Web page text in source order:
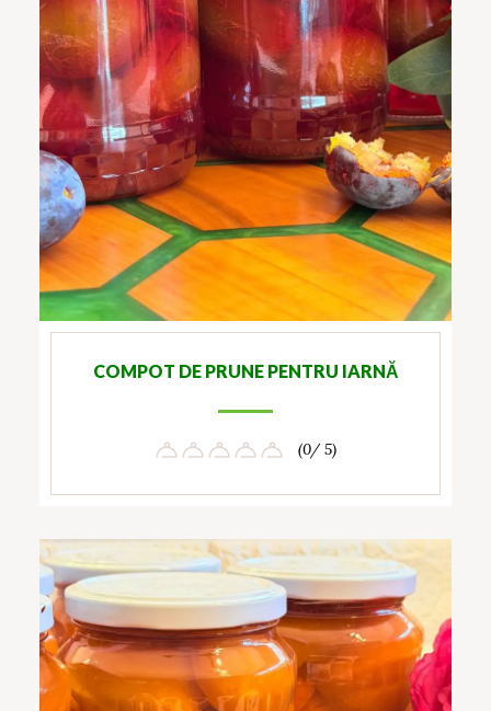
COMPOT DE PRUNE PENTRU IARNĂ
(0/ 5)